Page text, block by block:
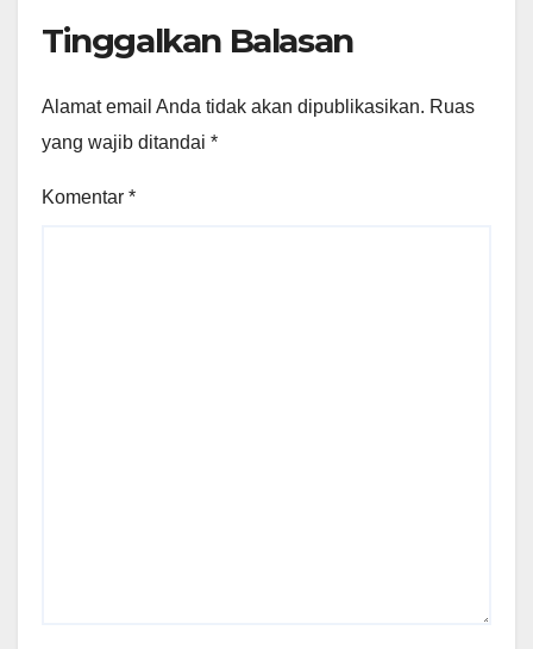
Tinggalkan Balasan
Alamat email Anda tidak akan dipublikasikan. Ruas
yang wajib ditandai *
Komentar *